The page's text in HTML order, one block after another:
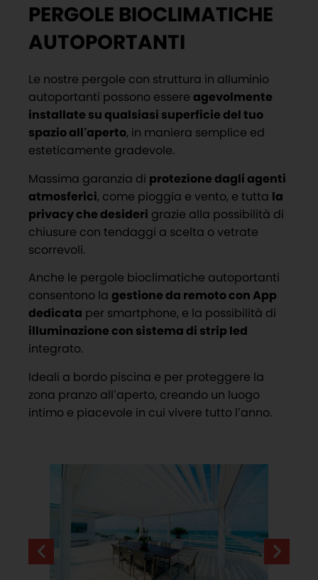
PERGOLE BIOCLIMATICHE
AUTOPORTANTI
Le nostre pergole con struttura in alluminio
autoportanti possono essere agevolmente
installate su qualsiasi superficie del tuo
spazio all’aperto, in maniera semplice ed
esteticamente gradevole.
Massima garanzia di protezione dagli agenti
atmosferici, come pioggia e vento, e tutta la
privacy che desideri grazie alla possibilità di
chiusure con tendaggi a scelta o vetrate
scorrevoli.
Anche le pergole bioclimatiche autoportanti
consentono la gestione da remoto con App
dedicata per smartphone, e la possibilità di
illuminazione con sistema di strip led
integrato.
Ideali a bordo piscina e per proteggere la
zona pranzo all’aperto, creando un luogo
intimo e piacevole in cui vivere tutto l’anno.